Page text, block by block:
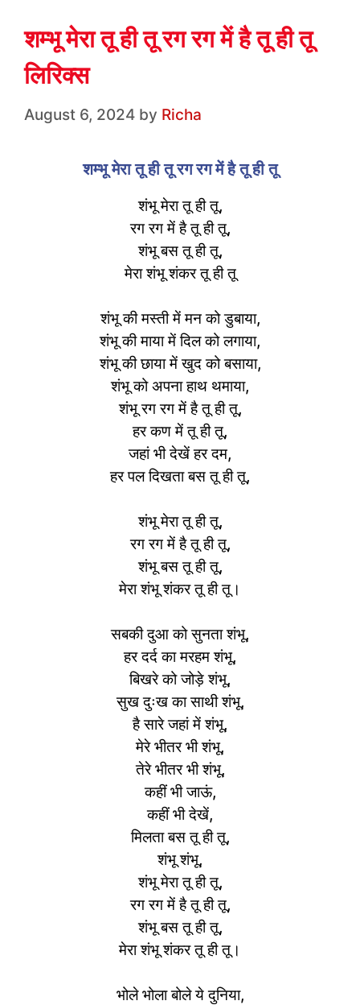
शम्भू मेरा तू ही तू रग रग में है तू ही तू
लिरिक्स
August 6, 2024 by Richa
शम्भू मेरा तू ही तू रग रग में है तू ही तू
शंभू मेरा तू ही तू,
रग रग में है तू ही तू,
शंभू बस तू ही तू,
मेरा शंभू शंकर तू ही तू
शंभू की मस्ती में मन को डुबाया,
शंभू की माया में दिल को लगाया,
शंभू की छाया में खुद को बसाया,
शंभू को अपना हाथ थमाया,
शंभू रग रग में है तू ही तू,
हर कण में तू ही तू,
जहां भी देखें हर दम,
हर पल दिखता बस तू ही तू,
शंभू मेरा तू ही तू,
रग रग में है तू ही तू,
शंभू बस तू ही तू,
मेरा शंभू शंकर तू ही तू।
सबकी दुआ को सुनता शंभू,
हर दर्द का मरहम शंभू,
बिखरे को जोड़े शंभू,
सुख दुःख का साथी शंभू,
है सारे जहां में शंभू,
मेरे भीतर भी शंभू,
तेरे भीतर भी शंभू,
कहीं भी जाऊं,
कहीं भी देखें,
मिलता बस तू ही तू,
शंभू शंभू,
शंभू मेरा तू ही तू,
रग रग में है तू ही तू,
शंभू बस तू ही तू,
मेरा शंभू शंकर तू ही तू।
भोले भोला बोले ये दुनिया,